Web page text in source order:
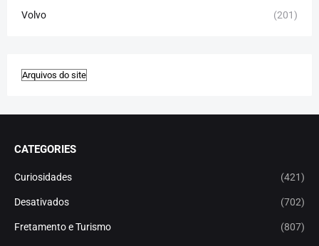
Volvo (201)
CATEGORIES
Curiosidades (421)
Desativados (702)
Fretamento e Turismo (807)